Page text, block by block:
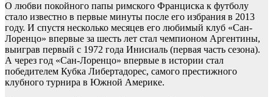
О любви покойного папы римского Франциска к футболу
стало известно в первые минуты после его избрания в 2013
году. И спустя несколько месяцев его любимый клуб «Сан-
Лоренцо» впервые за шесть лет стал чемпионом Аргентины,
выиграв первый с 1972 года Инисиаль (первая часть сезона).
А через год «Сан-Лоренцо» впервые в истории стал
победителем Кубка Либертадорес, самого престижного
клубного турнира в Южной Америке.